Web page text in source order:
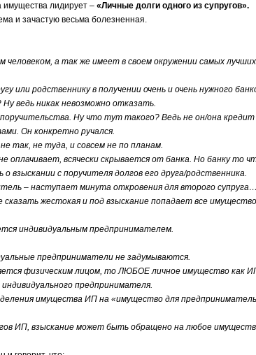
лидирует – «Личные долги одного из супругов».
и зачастую весьма болезненная.
а так же имеет в своем окружении самых
родственнику в получении очень и очень нужного
ведь никак невозможно отказать.
Ну что тут такого? Ведь не он/она
Он конкретно ручался.
не туда, и совсем не по планам.
всячески скрывается от банка. Но банку то
взыскании с поручителя долгов его друга/родственника.
– наступает минута откровения для второго
жестокая и под взыскание попадает все
индивидуальным предпринимателем.
предприниматели не задумываются.
физическим лицом, то ЛЮБОЕ личное имущество как
предпринимателя.
имущества ИП на «имущество для
ИП, взыскание может быть обращено на любое